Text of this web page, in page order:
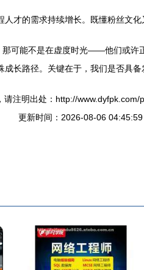
才的需求持续增长。既懂粉丝文
可能不是在虚度时光——他们或
长路径。关键在于，我们是否具
请注明出处：http://www.dyfpk.com/
更新时间：2026-08-06 04:45:59